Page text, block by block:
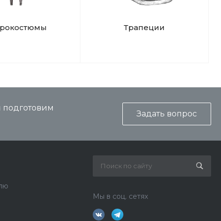
Трапеции
подготовим
Задать вопрос
Мы в соц. сетях